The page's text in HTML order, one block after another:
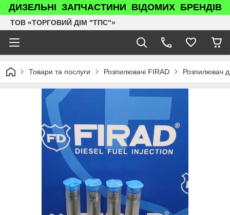
ДИЗЕЛЬНІ ЗАПЧАСТИНИ ВІДОМИХ БРЕНДІВ
ТОВ «ТОРГОВИЙ ДІМ "ТПС"»
Товари та послуги Розпилювачі FIRAD Розпилювач